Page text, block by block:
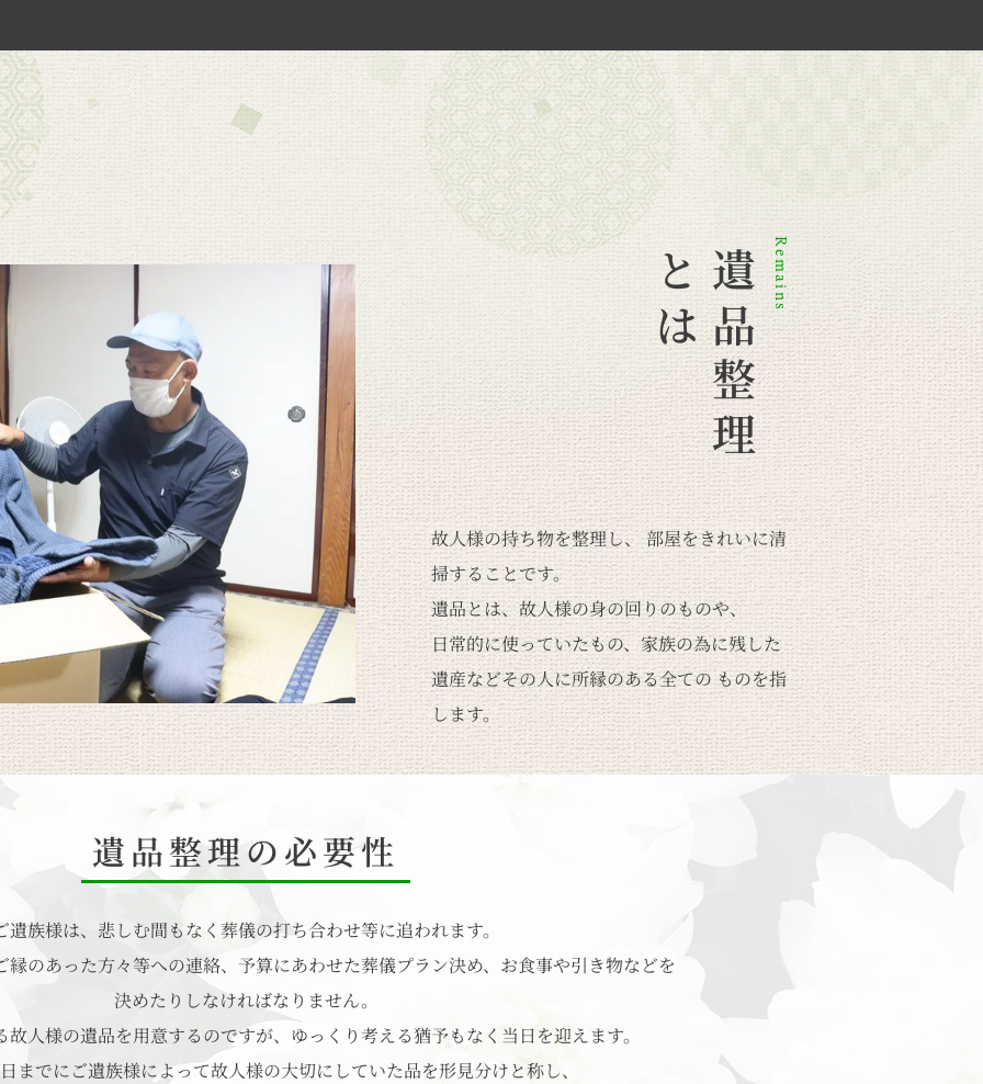
Remains
遺品整理
とは
故人様の持ち物を整理し、 部屋をきれいに清
掃することです。
遺品とは、故人様の身の回りのものや、
日常的に使っていたもの、家族の為に残した
遺産などその人に所縁のある全ての ものを指
します。
遺品整理の必要性
遺族様は、悲しむ間もなく葬儀の打ち合わせ等に追われます。
のあった方々等への連絡、予算にあわせた葬儀プラン決め、お食事や引き物などを
決めたりしなければなりません。
人様の遺品を用意するのですが、ゆっくり考える猶予もなく当日を迎えます。
までにご遺族様によって故人様の大切にしていた品を形見分けと称し、